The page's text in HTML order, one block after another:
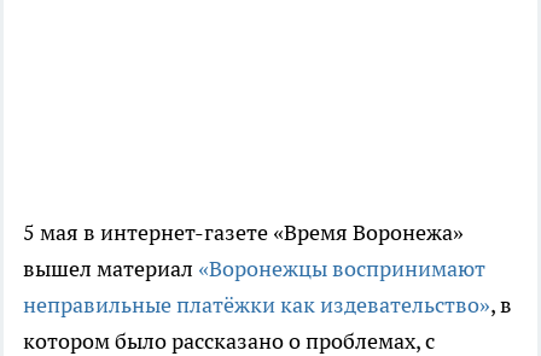
5 мая в интернет-газете «Время Воронежа»
вышел материал «Воронежцы воспринимают
неправильные платёжки как издевательство», в
котором было рассказано о проблемах, с